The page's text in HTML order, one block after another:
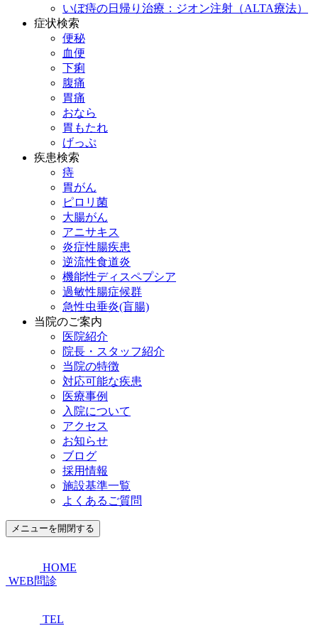
いぼ痔の日帰り治療：ジオン注射（ALTA療法）
症状検索
便秘
血便
下痢
腹痛
胃痛
おなら
胃もたれ
げっぷ
疾患検索
痔
胃がん
ピロリ菌
大腸がん
アニサキス
炎症性腸疾患
逆流性食道炎
機能性ディスペプシア
過敏性腸症候群
急性虫垂炎(盲腸)
当院のご案内
医院紹介
院長・スタッフ紹介
当院の特徴
対応可能な疾患
医療事例
入院について
アクセス
お知らせ
ブログ
採用情報
施設基準一覧
よくあるご質問
メニューを開閉する
HOME
WEB問診
TEL